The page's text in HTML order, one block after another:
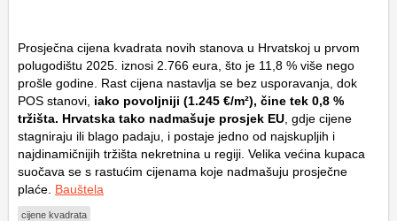
Prosječna cijena kvadrata novih stanova u Hrvatskoj u prvom
polugodištu 2025. iznosi 2.766 eura, što je 11,8 % više nego
prošle godine. Rast cijena nastavlja se bez usporavanja, dok
POS stanovi, iako povoljniji (1.245 €/m²), čine tek 0,8 %
tržišta. Hrvatska tako nadmašuje prosjek EU , gdje cijene
stagniraju ili blago padaju, i postaje jedno od najskupljih i
najdinamičnijih tržišta nekretnina u regiji. Velika većina kupaca
suočava se s rastućim cijenama koje nadmašuju prosječne
plaće. Bauštela
cijene kvadrata